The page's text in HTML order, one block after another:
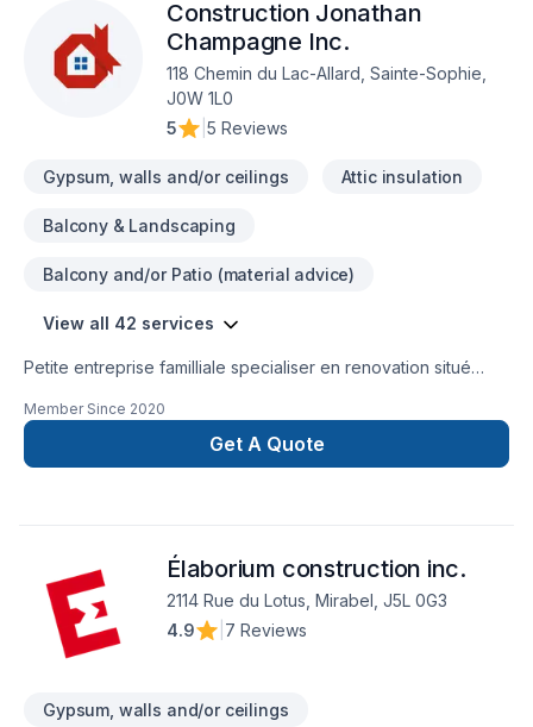
Construction Jonathan
Champagne Inc.
118 Chemin du Lac-Allard, Sainte-Sophie,
J0W 1L0
5
5 Reviews
Gypsum, walls and/or ceilings Attic insulation
Balcony & Landscaping
Balcony and/or Patio (material advice)
View all 42 services
Petite entreprise familliale specialiser en renovation situé
Member Since 2020
Get A Quote
Élaborium construction inc.
2114 Rue du Lotus, Mirabel, J5L 0G3
4.9
7 Reviews
Gypsum, walls and/or ceilings